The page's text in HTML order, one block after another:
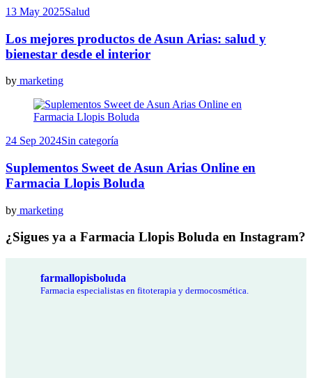
13 May 2025Salud
Los mejores productos de Asun Arias: salud y
bienestar desde el interior
by marketing
24 Sep 2024Sin categoría
Suplementos Sweet de Asun Arias Online en
Farmacia Llopis Boluda
by marketing
¿Sigues ya a Farmacia Llopis Boluda en Instagram?
farmallopisboluda
Farmacia especialistas en fitoterapia y dermocosmética.